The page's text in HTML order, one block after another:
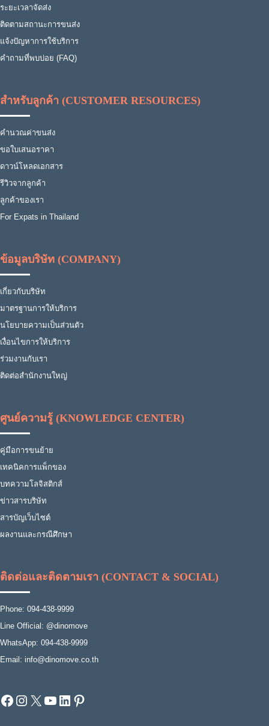
ระยะเวลาจัดส่ง
ติดตามสถานะการขนส่ง
แจ้งปัญหาการใช้บริการ
คำถามที่พบบ่อย (FAQ)
สำหรับลูกค้า (CUSTOMER RESOURCES)
คำนวณค่าขนส่ง
ขอใบเสนอราคา
ดาวน์โหลดเอกสาร
รีวิวจากลูกค้า
ลูกค้าของเรา
For Expats in Thailand
ข้อมูลบริษัท (COMPANY)
เกี่ยวกับบริษัท
มาตรฐานการให้บริการ
นโยบายความเป็นส่วนตัว
เงื่อนไขการให้บริการ
ร่วมงานกับเรา
ติดต่อสำนักงานใหญ่
ศูนย์ความรู้ (KNOWLEDGE CENTER)
คู่มือการขนย้าย
เทคนิคการแพ็กของ
บทความโลจิสติกส์
ข่าวสารบริษัท
สารบัญเว็บไซต์
ผลงานและกรณีศึกษา
ติดต่อและติดตามเรา (CONTACT & SOCIAL)
Phone: 094-438-9999
Line Official: @dinomove
WhatsApp: 094-438-9999
Email: info@dinomove.co.th
Facebook
Instagram
X YouTube
LinkedIn
Pinterest